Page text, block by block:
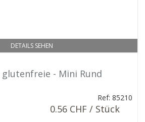
DETAILS SEHEN
- Mini Rund
Ref: 85210
0.56 CHF / Stück